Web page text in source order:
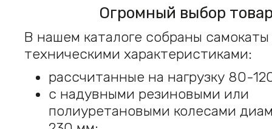
Огромный выбор
В нашем каталоге собраны
техническими характеристиками:
рассчитанные на нагрузку 80-
с надувными резиновыми или
полиуретановыми колесами